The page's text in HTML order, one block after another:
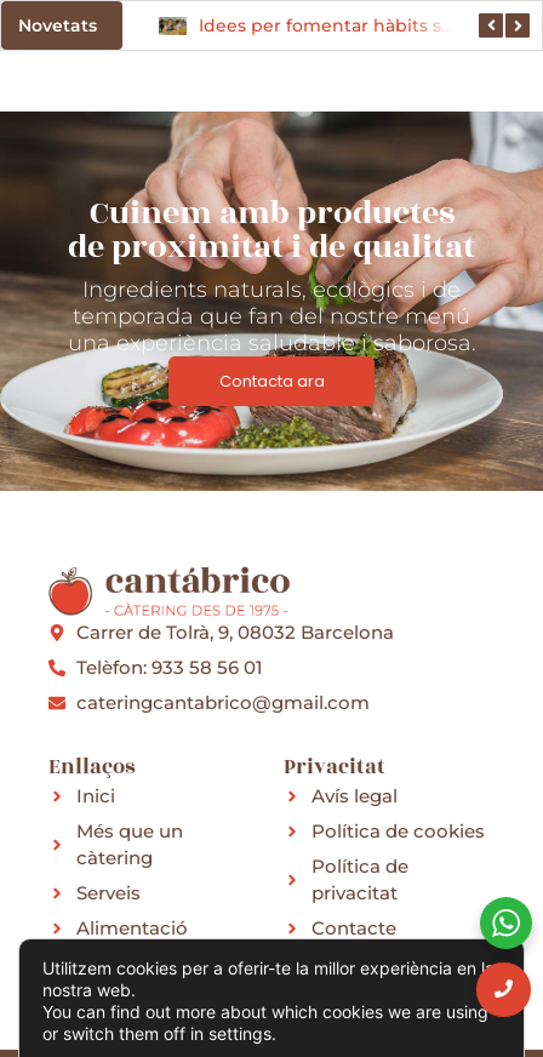
Novetats Idees per fomentar hàbits saludables des del menjador escolar
Cuinem amb productes
de proximitat i de qualitat
Ingredients naturals, ecològics i de
temporada que fan del nostre menú
una experiència saludable i saborosa.
Contacta ara
Carrer de Tolrà, 9, 08032 Barcelona
Telèfon: 933 58 56 01
cateringcantabrico@gmail.com
Enllaços
Inici
Més que un
càtering
Serveis
Alimentació
Menú
Privacitat
Avís legal
Política de cookies
Política de
privacitat
Contacte
Utilitzem cookies per a oferir-te la millor experiència en la
nostra web.
You can find out more about which cookies we are using
or switch them off in settings.